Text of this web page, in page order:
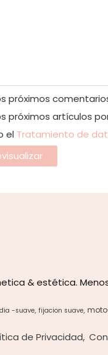
próximos
próximos artículos
el Tratamiento de
& estética.
-suave fijacion suave
de Privacidad